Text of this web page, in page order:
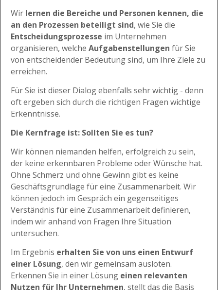
Wir lernen die Bereiche und Personen kennen, die
an den Prozessen beteiligt sind, wie Sie die
Entscheidungsprozesse im Unternehmen
organisieren, welche Aufgabenstellungen für Sie
von entscheidender Bedeutung sind, um Ihre Ziele zu
erreichen.
Für Sie ist dieser Dialog ebenfalls sehr wichtig - denn
oft ergeben sich durch die richtigen Fragen wichtige
Erkenntnisse.
Die Kernfrage ist: Sollten Sie es tun?
Wir können niemanden helfen, erfolgreich zu sein,
der keine erkennbaren Probleme oder Wünsche hat.
Ohne Schmerz und ohne Gewinn gibt es keine
Geschäftsgrundlage für eine Zusammenarbeit. Wir
können jedoch im Gespräch ein gegenseitiges
Verständnis für eine Zusammenarbeit definieren,
indem wir anhand von Fragen Ihre Situation
untersuchen.
Im Ergebnis erhalten Sie von uns einen Entwurf
einer Lösung, den wir gemeinsam ausloten.
Erkennen Sie in einer Lösung einen relevanten
Nutzen für Ihr Unternehmen, stellt das die Basis